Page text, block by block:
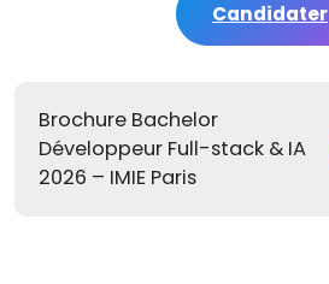
Candidater
Brochure Bachelor
Développeur Full-stack & IA
2026 – IMIE Paris